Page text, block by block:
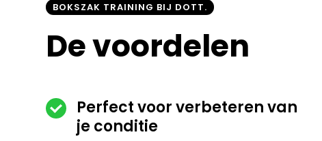
BOKSZAK TRAINING BIJ DOTT.
De voordelen
Perfect voor verbeteren van
je conditie